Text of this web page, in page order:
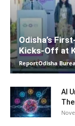
Odisha’s
Kicks-Off at
ReportOdisha
AI